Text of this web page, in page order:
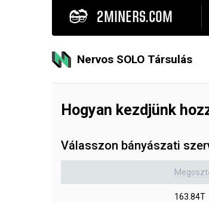
2MINERS.COM
Nervos SOLO Társulás
Hogyan kezdjünk
Válasszon bányászati
163.84T